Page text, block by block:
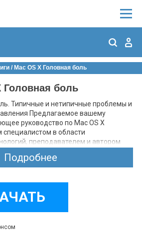
/ Mac OS X Головная боль
Головная боль
Типичные и нетипичные проблемы и
Предлагаемое вашему
руководство по Mac OS X
в области
преподавателем и автором
разные вопросы, начиная с
интерфейса, до мучительно
Подробнее